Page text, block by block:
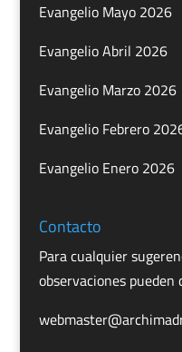
Evangelio Mayo 2026
Evangelio Abril 2026
Evangelio Marzo 2026
Evangelio Febrero
Evangelio Enero 2026
Contacto
Para cualquier
observaciones